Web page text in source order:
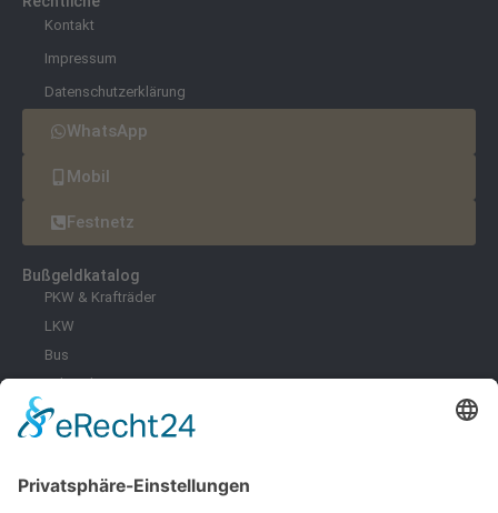
Kontakt
Impressum
Datenschutzerklärung
WhatsApp
Mobil
Festnetz
Bußgeldkatalog
PKW & Krafträder
LKW
Bus
Fahrräder & E-Scooter
Zoll
Umwelt
Infektionsschutz